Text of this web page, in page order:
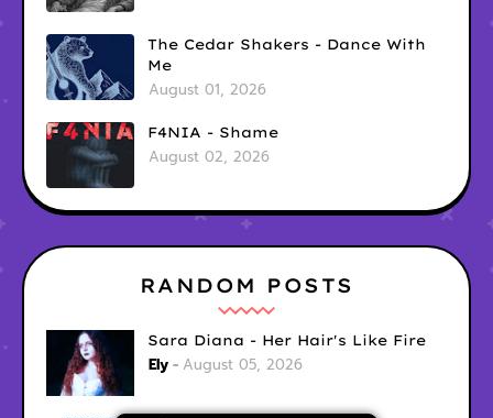
The Cedar Shakers - Dance With
Me
August 01, 2026
F4NIA - Shame
August 02, 2026
RANDOM POSTS
Sara Diana - Her Hair's Like Fire
Ely August 05, 2026